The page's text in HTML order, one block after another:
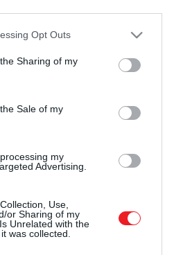
app uses one or more Google
usage behaviour. You may click to
and its third-party tags to
purposes in below Google
Opt Outs
Sharing of my
Sale of my
my
Advertising.
Use,
or Sharing of my
Unrelated with the
was collected.
kíváncsiskodj, kóstolgass
és Gyémánt világát!